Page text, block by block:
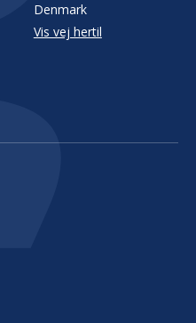
Denmark
Vis vej hertil